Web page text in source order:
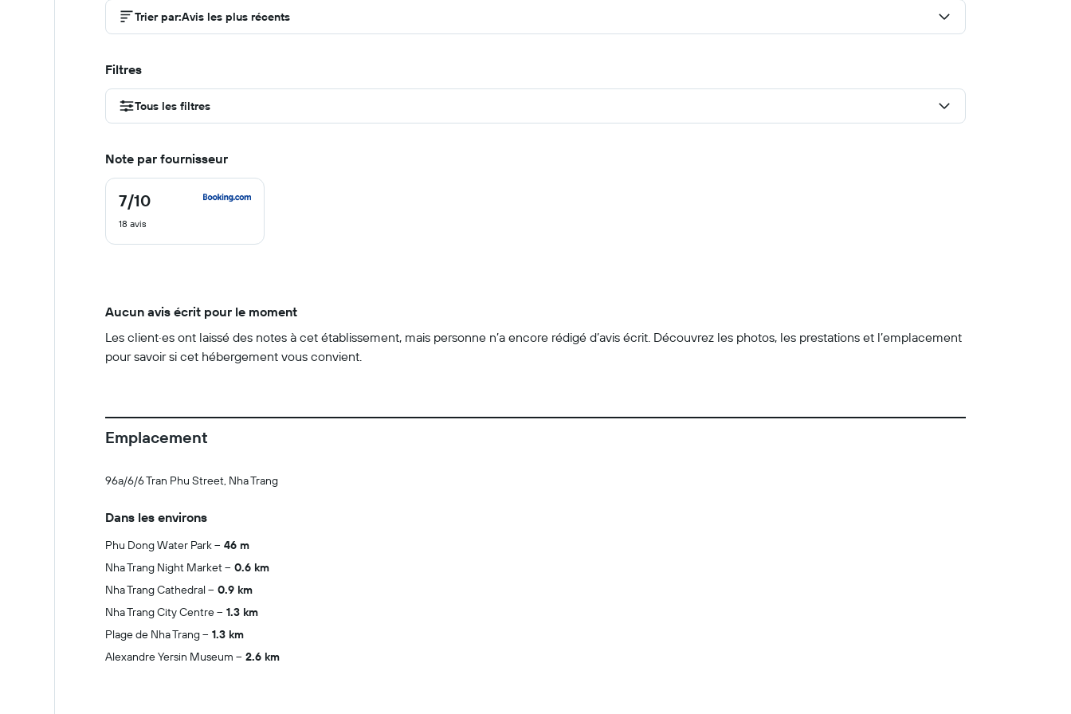
Trier par:Avis les plus récents
Filtres
Tous les filtres
Note par fournisseur
7/10
7
sur
10
18 avis
Aucun avis écrit pour le moment
Les client·es ont laissé des notes à cet établissement, mais personne n’a encore rédigé d’avis écrit. Découvrez les photos, les prestations et l’emplacement
pour savoir si cet hébergement vous convient.
Emplacement
96a/6/6 Tran Phu Street, Nha Trang
Dans les environs
Phu Dong Water Park
46 m
Nha Trang Night Market
0.6 km
Nha Trang Cathedral
0.9 km
Nha Trang City Centre
1.3 km
Plage de Nha Trang
1.3 km
Alexandre Yersin Museum
2.6 km